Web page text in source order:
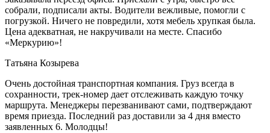
собрали, подписали акты. Водители вежливые, помогли с
погрузкой. Ничего не повредили, хотя мебель хрупкая была.
Цена адекватная, не накручивали на месте. Спасибо
«Меркурию»!
Татьяна Козырева
Очень достойная транспортная компания. Груз всегда в
сохранности, трек-номер дает отслеживать каждую точку
маршрута. Менеджеры перезванивают сами, подтверждают
время приезда. Последний раз доставили за 4 дня вместо
заявленных 6. Молодцы!